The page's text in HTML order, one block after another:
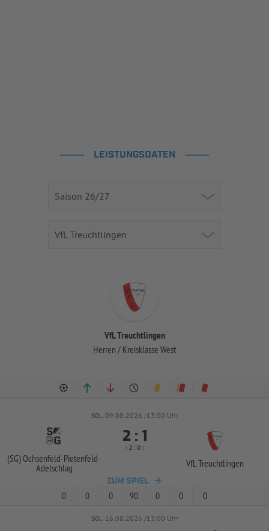
LEISTUNGSDATEN
VfL Treuchtlingen
Herren / Kreisklasse West
SO.. 09.08.2026 /13:00 Uhr
(SG) Ochsenfeld-Pietenfeld-
Adelschlag
 : 
(  :  )
VfL Treuchtlingen
ZUM SPIEL
0 0 0 90 0 0 0
SO.. 16.08.2026 /13:00 Uhr